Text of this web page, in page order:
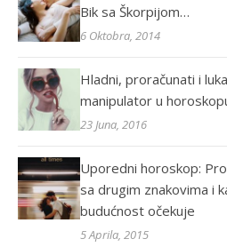
Bik sa Škorpijom…
6 Oktobra, 2014
Hladni, proračunati i
manipulator u
23 Juna, 2016
Uporedni horoskop:
sa drugim znakovima i
budućnost očekuje
5 Aprila, 2015